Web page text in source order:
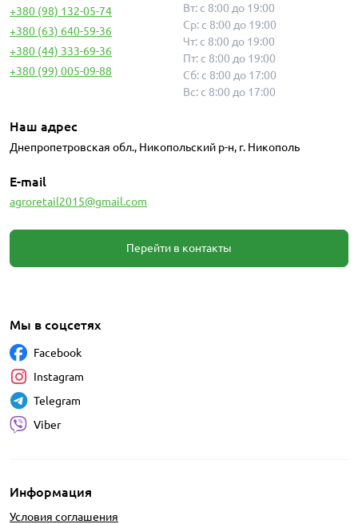
+380 (98) 132-05-74
+380 (63) 640-59-36
+380 (44) 333-69-36
+380 (99) 005-09-88
Вт: с 8:00 до 19:00
Ср: с 8:00 до 19:00
Чт: с 8:00 до 19:00
Пт: с 8:00 до 19:00
Сб: с 8:00 до 17:00
Вс: с 8:00 до 17:00
Наш адрес
Днепропетровская обл., Никопольский р-н, г. Никополь
E-mail
agroretail2015@gmail.com
Перейти в контакты
Информация
Условия соглашения
Мы в соцсетях
Facebook
Instagram
Telegram
Viber